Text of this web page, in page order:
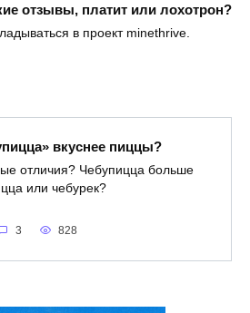
отзывы, платит или лохотрон?
в проект minethrive.
вкуснее пиццы?
отличия? Чебупицца больше
или чебурек?
3 828